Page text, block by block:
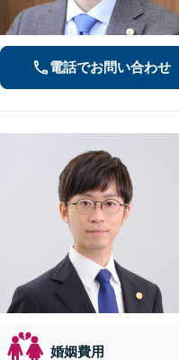
電話でお問い合わせ
婚姻費用